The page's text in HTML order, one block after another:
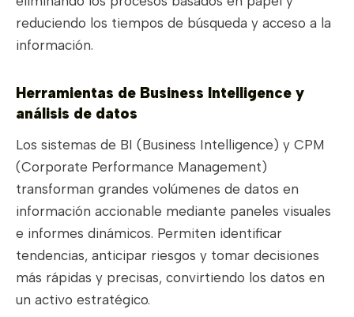
reduciendo los tiempos de búsqueda y acceso a la
información.
Herramientas de Business Intelligence y
análisis de datos
Los sistemas de BI (Business Intelligence) y CPM
(Corporate Performance Management)
transforman grandes volúmenes de datos en
información accionable mediante paneles visuales
e informes dinámicos. Permiten identificar
tendencias, anticipar riesgos y tomar decisiones
más rápidas y precisas, convirtiendo los datos en
un activo estratégico.